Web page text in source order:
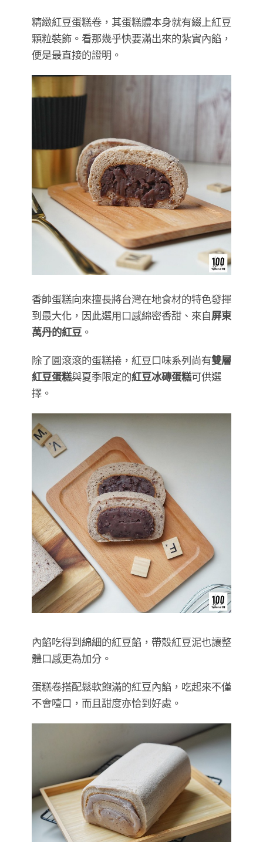
精緻紅豆蛋糕卷，其蛋糕體本身就有綴上紅豆
顆粒裝飾。看那幾乎快要滿出來的紮實內餡，
便是最直接的證明。
香帥蛋糕向來擅長將台灣在地食材的特色發揮
到最大化，因此選用口感綿密香甜、來自屏東
萬丹的紅豆 。
除了圓滾滾的蛋糕捲，紅豆口味系列尚有雙層
紅豆蛋糕與夏季限定的紅豆冰磚蛋糕可供選
擇。
內餡吃得到綿細的紅豆餡，帶殼紅豆泥也讓整
體口感更為加分。
蛋糕卷搭配鬆軟飽滿的紅豆內餡，吃起來不僅
不會噎口，而且甜度亦恰到好處。